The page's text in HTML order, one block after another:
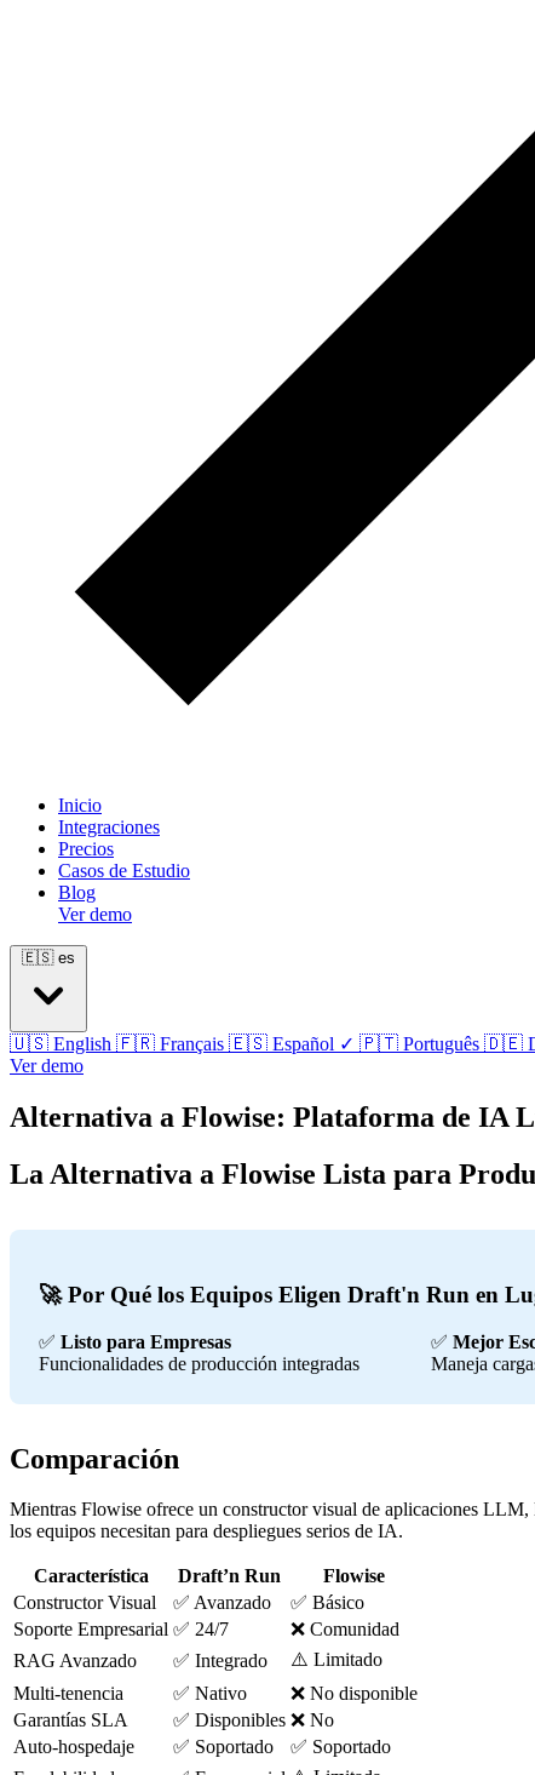
Inicio
Integraciones
Precios
Casos de Estudio
Blog
Ver demo
🇪🇸 es
🇺🇸 English 🇫🇷 Français 🇪🇸 Español ✓ 🇵🇹 Português 🇩🇪
Ver demo
Alternativa a Flowise: Plataforma de IA
La Alternativa a Flowise Lista para
🚀 Por Qué los Equipos Eligen Draft'n Run en
✅ Listo para Empresas
Funcionalidades de producción integradas
✅ Mejor
Maneja
Comparación
Mientras Flowise ofrece un constructor visual de aplicaciones
los equipos necesitan para despliegues serios de IA.
Característica Draft’n Run
Flowise
Constructor Visual
✅ Avanzado
✅ Básico
Soporte Empresarial ✅ 24/7
❌ Comunidad
RAG Avanzado
✅ Integrado
⚠️ Limitado
Multi-tenencia
✅ Nativo
❌ No disponible
Garantías SLA
✅ Disponibles ❌ No
Auto-hospedaje
✅ Soportado
✅ Soportado